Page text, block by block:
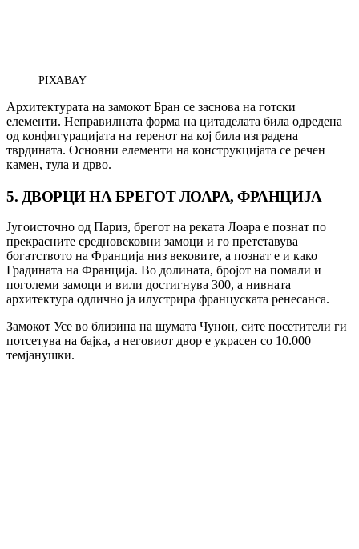
PIXABAY
Архитектурата на замокот Бран се заснова на готски
елементи. Неправилната форма на цитаделата била одредена
од конфигурацијата на теренот на кој била изградена
тврдината. Основни елементи на конструкцијата се речен
камен, тула и дрво.
5. ДВОРЦИ НА БРЕГОТ ЛОАРА, ФРАНЦИЈА
Југоисточно од Париз, брегот на реката Лоара е познат по
прекрасните средновековни замоци и го претставува
богатството на Франција низ вековите, а познат е и како
Градината на Франција. Во долината, бројот на помали и
поголеми замоци и вили достигнува 300, а нивната
архитектура одлично ја илустрира француската ренесанса.
Замокот Усе во близина на шумата Чунон, сите посетители ги
потсетува на бајка, а неговиот двор е украсен со 10.000
темјанушки.